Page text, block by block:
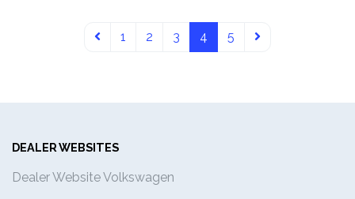
1 2 3 4 5
DEALER WEBSITES
Dealer Website Volkswagen